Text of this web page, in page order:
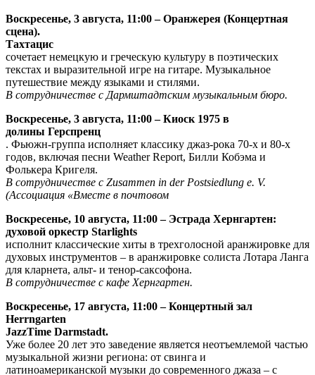
Воскресенье, 3 августа, 11:00 – Оранжерея (Концертная
сцена).
Тахтацис
сочетает немецкую и греческую культуру в поэтических
текстах и ​​выразительной игре на гитаре. Музыкальное
путешествие между языками и стилями.
В сотрудничестве с Дармштадтским музыкальным бюро.
Воскресенье, 3 августа, 11:00 – Киоск 1975 в
долины Герспренц
. Фьюжн-группа исполняет классику джаз-рока 70-х и 80-х
годов, включая песни Weather Report, Билли Кобэма и
Фолькера Кригеля.
В сотрудничестве с Zusammen in der Postsiedlung e. V.
(Ассоциация «Вместе в почтовом
Воскресенье, 10 августа, 11:00 – Эстрада Хернгартен:
духовой оркестр Starlights
исполнит классические хиты в трехголосной аранжировке для
духовых инструментов – в аранжировке солиста Лотара Ланга
для кларнета, альт- и тенор-саксофона.
В сотрудничестве с кафе Хернгартен.
Воскресенье, 17 августа, 11:00 – Концертный зал
Herrngarten
JazzTime Darmstadt.
Уже более 20 лет это заведение является неотъемлемой частью
музыкальной жизни региона: от свинга и
латиноамериканской музыки до современного джаза – с